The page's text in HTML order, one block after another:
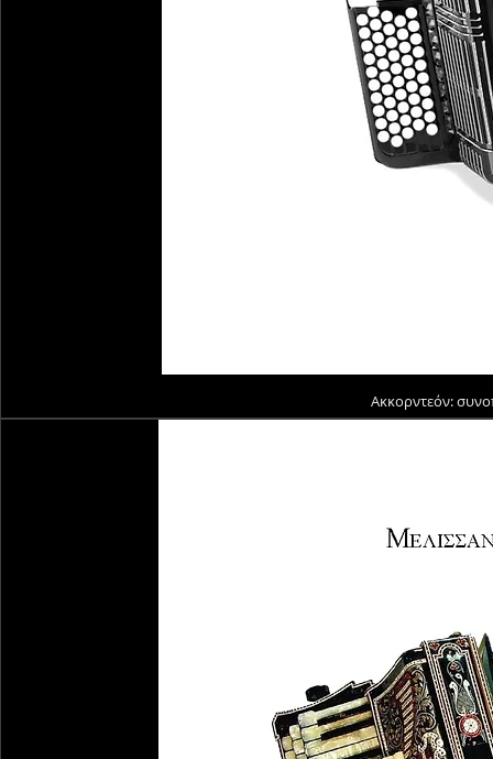
Ακκορντεόν: